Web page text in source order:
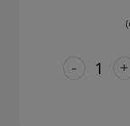
+
-